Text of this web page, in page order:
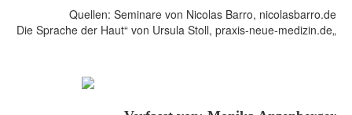
Quellen: Seminare von Nicolas Barro, nicolasbarro.de
„Die Sprache der Haut“ von Ursula Stoll, praxis-neue-medizin.de